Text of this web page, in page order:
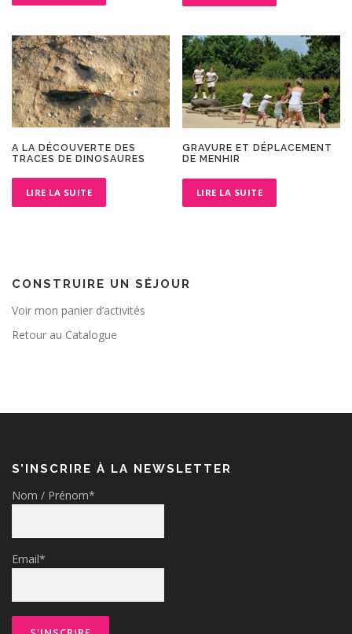
A LA DÉCOUVERTE DES
TRACES DE DINOSAURES
LIRE LA SUITE
GRAVURE ET DÉPLACEMENT
DE MENHIR
LIRE LA SUITE
CONSTRUIRE UN SÉJOUR
Voir mon panier d’activités
Retour au Catalogue
S’INSCRIRE À LA NEWSLETTER
Nom / Prénom*
Email*